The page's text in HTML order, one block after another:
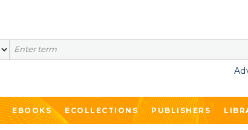
Search
EBOOKS ECOLLECTIONS PUBLISHERS